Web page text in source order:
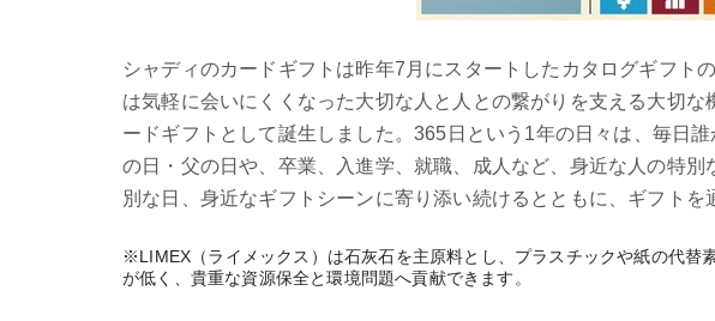
シャディのカードギフトは昨年7月にスタートしたカタログギフト
は気軽に会いにくくなった大切な人と人との繋がりを支える大切
ードギフトとして誕生しました。365日という1年の日々は、毎日
の日・父の日や、卒業、入進学、就職、成人など、身近な人の特
別な日、身近なギフトシーンに寄り添い続けるとともに、ギフト
※LIMEX（ライメックス）は石灰石を主原料とし、プラスチックや紙の代替
が低く、貴重な資源保全と環境問題へ貢献できます。